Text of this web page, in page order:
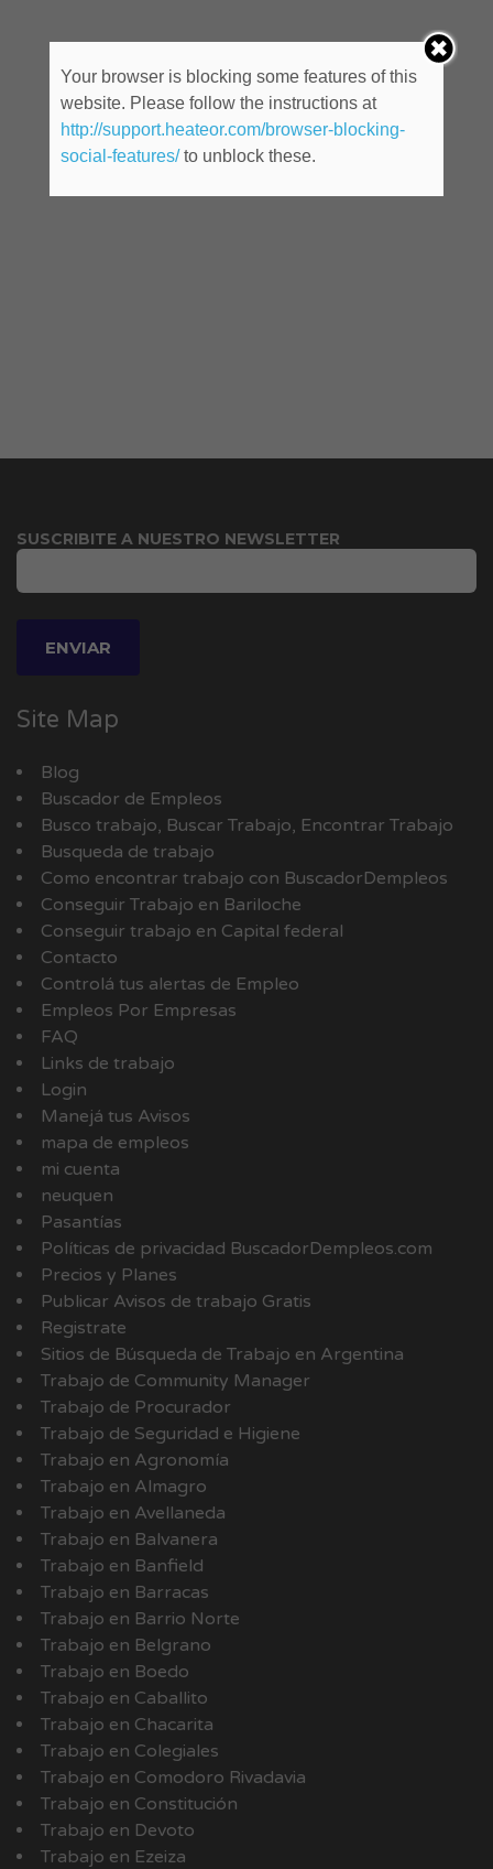
SUSCRIBITE A NUESTRO NEWSLETTER
Site Map
Blog
Buscador de Empleos
Busco trabajo, Buscar Trabajo, Encontrar Trabajo
Busqueda de trabajo
Como encontrar trabajo con BuscadorDempleos
Conseguir Trabajo en Bariloche
Conseguir trabajo en Capital federal
Contacto
Controlá tus alertas de Empleo
Empleos Por Empresas
FAQ
Links de trabajo
Login
Manejá tus Avisos
mapa de empleos
mi cuenta
neuquen
Pasantías
Políticas de privacidad BuscadorDempleos.com
Precios y Planes
Publicar Avisos de trabajo Gratis
Registrate
Sitios de Búsqueda de Trabajo en Argentina
Trabajo de Community Manager
Trabajo de Procurador
Trabajo de Seguridad e Higiene
Trabajo en Agronomía
Trabajo en Almagro
Trabajo en Avellaneda
Trabajo en Balvanera
Trabajo en Banfield
Trabajo en Barracas
Trabajo en Barrio Norte
Trabajo en Belgrano
Trabajo en Boedo
Trabajo en Caballito
Trabajo en Chacarita
Trabajo en Colegiales
Trabajo en Comodoro Rivadavia
Trabajo en Constitución
Trabajo en Devoto
Trabajo en Ezeiza
Your browser is blocking some features of this
website. Please follow the instructions at
http://support.heateor.com/browser-blocking-
social-features/to unblock these.